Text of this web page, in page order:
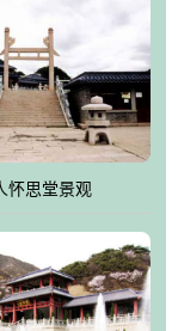
五行相生相克、天
到历史文化中。一
户选位，可依据生
爱好等等。堂中是
渊明"亲戚或余悲，
句。反应了回归大
怀思堂景观